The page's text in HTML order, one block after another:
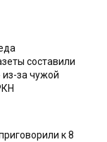
составили
из-за чужой
к 8